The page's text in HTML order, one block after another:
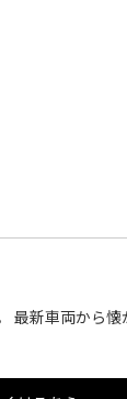
最新車両から